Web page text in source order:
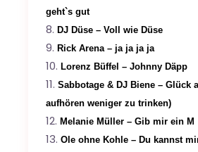
geht`s gut
DJ Düse – Voll wie Düse
Rick Arena – ja ja ja ja
Lorenz Büffel – Johnny Däpp
Sabbotage & DJ Biene – Glück
aufhören weniger zu trinken)
Melanie Müller – Gib mir ein M
Ole ohne Kohle – Du kannst